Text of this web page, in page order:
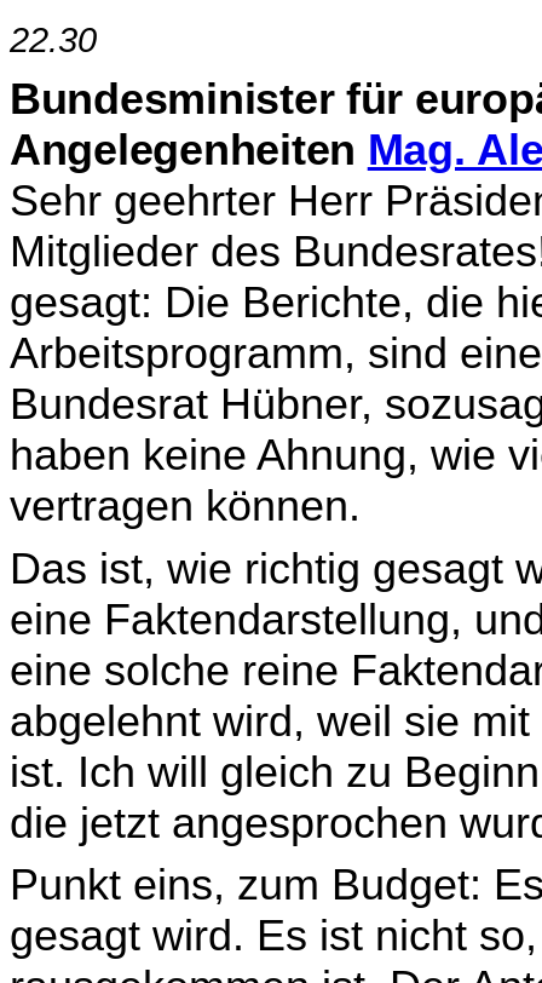
22.30
Bundesminister für
Angelegenheiten Mag.
Sehr geehrter Herr
Mitglieder des
gesagt: Die Berichte, die
Arbeitsprogramm, sind
Bundesrat Hübner,
haben keine Ahnung, wie
vertragen können.
Das ist, wie richtig gesagt
eine Faktendarstellung,
eine solche reine
abge­lehnt wird, weil sie
ist. Ich will gleich zu
die jetzt angesprochen
Punkt eins, zum Budget:
gesagt wird. Es ist nicht